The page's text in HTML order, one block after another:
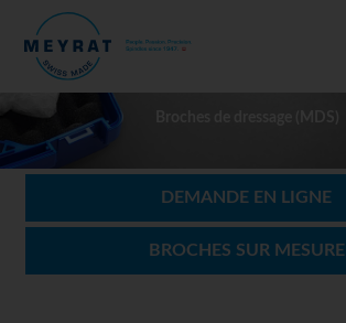
DEMANDE EN LIGNE
BROCHES SUR MESURE